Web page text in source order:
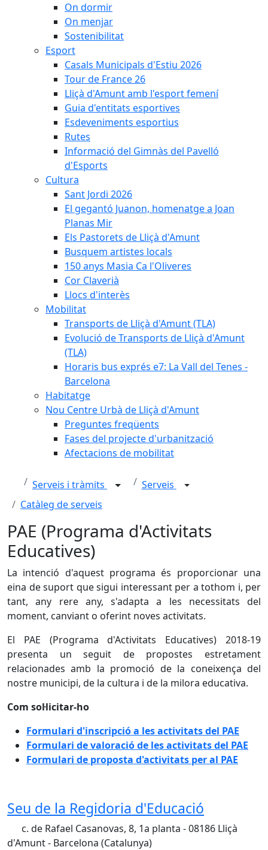
On dormir
On menjar
Sostenibilitat
Esport
Casals Municipals d'Estiu 2026
Tour de France 26
Lliçà d'Amunt amb l'esport femení
Guia d'entitats esportives
Esdeveniments esportius
Rutes
Informació del Gimnàs del Pavelló
d'Esports
Cultura
Sant Jordi 2026
El gegantó Juanon, homenatge a Joan
Planas Mir
Els Pastorets de Lliçà d'Amunt
Busquem artistes locals
150 anys Masia Ca l'Oliveres
Cor Claverià
Llocs d'interès
Mobilitat
Transports de Lliçà d'Amunt (TLA)
Evolució de Transports de Lliçà d'Amunt
(TLA)
Horaris bus exprés e7: La Vall del Tenes -
Barcelona
Habitatge
Nou Centre Urbà de Lliçà d'Amunt
Preguntes freqüents
Fases del projecte d'urbanització
Afectacions de mobilitat
Serveis i tràmits
Serveis
Catàleg de serveis
PAE (Programa d'Activitats
Educatives)
La intenció d'aquest programa és proporcionar una
eina de suport que sigui interessant per a tothom i, per
tant, any rere any, s'adapta a les necessitats del
moment, canviant o oferint noves activitats.
El PAE (Programa d'Activitats Educatives) 2018-19
presenta un seguit de propostes estretament
relacionades amb la promoció de la coneixença del
nostre municipi, de la cultura i de la milora educativa.
Com sol·licitar-ho
Formulari d'inscripció a les activitats del PAE
Formulari de valoració de les activitats del PAE
Formulari de proposta d'activitats per al PAE
Seu de la Regidoria d'Educació
c. de Rafael Casanovas, 8, 1a planta - 08186 Lliçà
d'Amunt - Barcelona (Catalunya)